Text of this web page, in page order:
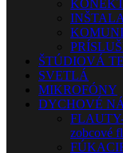
ŠTÚDIOVÁ
SVETLÁ
MIKROFÓNY
DYCHOVÉ
zobcové